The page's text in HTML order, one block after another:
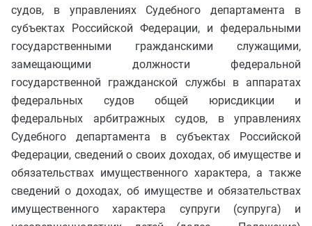
судов, в управлениях Судебного департамента в
субъектах Российской Федерации, и федеральными
государственными гражданскими служащими,
замещающими должности федеральной
государственной гражданской службы в аппаратах
федеральных судов общей юрисдикции и
федеральных арбитражных судов, в управлениях
Судебного департамента в субъектах Российской
Федерации, сведений о своих доходах, об имуществе и
обязательствах имущественного характера, а также
сведений о доходах, об имуществе и обязательствах
имущественного характера супруги (супруга) и